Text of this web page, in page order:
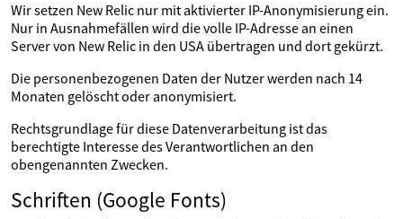
Wir setzen New Relic nur mit aktivierter IP-Anonymisierung ein.
Nur in Ausnahmefällen wird die volle IP-Adresse an einen
Server von New Relic in den USA übertragen und dort gekürzt.
Die personenbezogenen Daten der Nutzer werden nach 14
Monaten gelöscht oder anonymisiert.
Rechtsgrundlage für diese Datenverarbeitung ist das
berechtigte Interesse des Verantwortlichen an den
obengenannten Zwecken.
Schriften (Google Fonts)